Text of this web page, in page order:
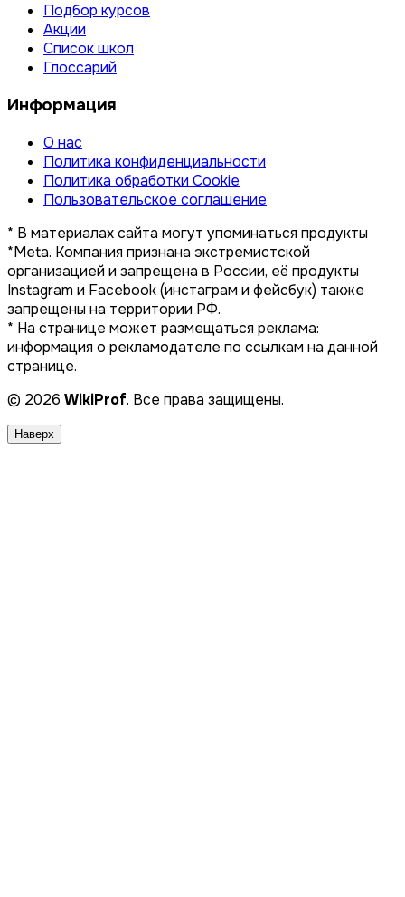
Подбор курсов
Акции
Список школ
Глоссарий
Информация
О нас
Политика конфиденциальности
Политика обработки Cookie
Пользовательское соглашение
* В материалах сайта могут упоминаться продукты
*Meta. Компания признана экстремистской
организацией и запрещена в России, её продукты
Instagram и Facebook (инстаграм и фейсбук) также
запрещены на территории РФ.
* На странице может размещаться реклама:
информация о рекламодателе по ссылкам на данной
странице.
© 2026 WikiProf. Все права защищены.
Наверх